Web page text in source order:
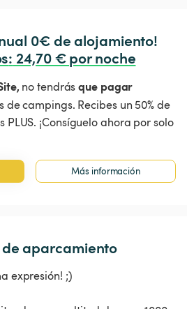
0€ de alojamiento!
: 24,70 € por noche
no tendrásque pagar
de campings. Recibes un 50% de
¡Consíguelo ahora por solo
Más información
aparcamiento
expresión! ;)